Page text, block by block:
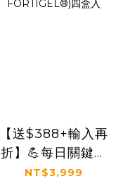
【送$388+輸入再
折】💪每日關鍵補
給｜穩定支持行動
NT$3,999